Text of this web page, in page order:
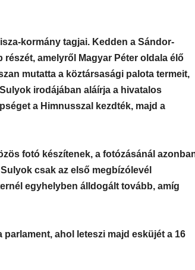
kormány tagjai. Kedden a Sándor-
amelyről Magyar Péter oldala élő
mutatta a köztársasági palota termeit,
irodájában aláírja a hivatalos
a Himnusszal kezdték, majd a
fotó készítenek, a fotózásánál
csak az első megbízólevél
egyhelyben álldogált tovább, amíg
ahol leteszi majd esküjét a 16